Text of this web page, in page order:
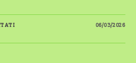
SU
DI
06/03/2026